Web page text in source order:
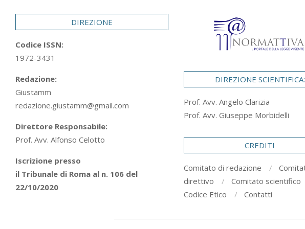
DIREZIONE
Codice ISSN:
1972-3431
Redazione:
Giustamm
redazione.giustamm@gmail.com
Direttore Responsabile:
Prof. Avv. Alfonso Celotto
Iscrizione presso
il Tribunale di Roma al n. 106 del
22/10/2020
DIREZIONE SCIENTIFICA:
Prof. Avv. Angelo Clarizia
Prof. Avv. Giuseppe Morbidelli
CREDITI
Comitato di redazione
direttivo
Comitato scientifico
Codice Etico
Contatti